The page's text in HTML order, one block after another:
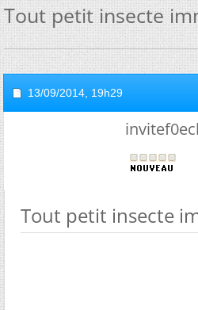
Tout petit insecte
13/09/2014, 19h29
Tout petit insecte